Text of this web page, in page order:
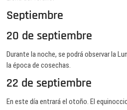
Septiembre
20 de septiembre
Durante la noche, se podrá observar la
la época de cosechas.
22 de septiembre
En este día entrará el otoño. El